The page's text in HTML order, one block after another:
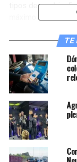
tipos de cambio
máximo y el
suma cuatro pesos
su máximo
nominal del 25 de
a$497.
se ubicó en el
En la última rueda
operó US$ 386
millones y el
TE